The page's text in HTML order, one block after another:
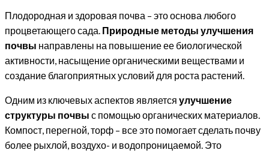
Плодородная и здоровая почва – это основа любого
процветающего сада. Природные методы улучшения
почвы направлены на повышение ее биологической
активности, насыщение органическими веществами и
создание благоприятных условий для роста растений.
Одним из ключевых аспектов является улучшение
структуры почвы с помощью органических материалов.
Компост, перегной, торф – все это помогает сделать почву
более рыхлой, воздухо- и водопроницаемой. Это